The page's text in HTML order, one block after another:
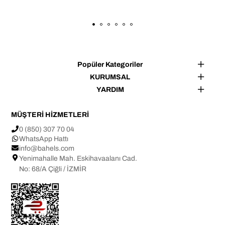
renginde ±1 ton farklılık görülebilir.
Tasarım ve üretim BAHELS markasına aittir.
Popüler Kategoriler
KURUMSAL
YARDIM
MÜŞTERİ HİZMETLERİ
0 (850) 307 70 04
WhatsApp Hattı
info@bahels.com
Yenimahalle Mah. Eskihavaalanı Cad.
No: 68/A Çiğli / İZMİR